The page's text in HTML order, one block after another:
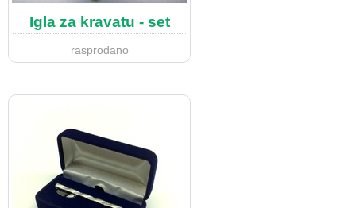
Igla za kravatu - set
rasprodano